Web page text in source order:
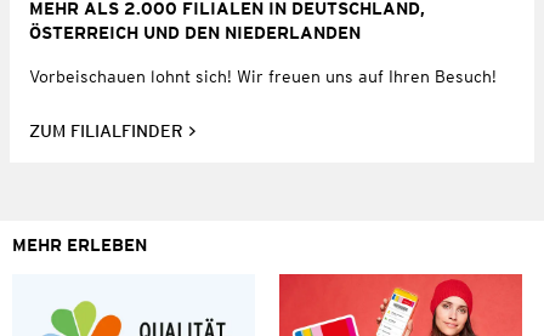
MEHR ALS 2.000 FILIALEN IN DEUTSCHLAND,
ÖSTERREICH UND DEN NIEDERLANDEN
Vorbeischauen lohnt sich! Wir freuen uns auf Ihren Besuch!
ZUM FILIALFINDER
MEHR ERLEBEN